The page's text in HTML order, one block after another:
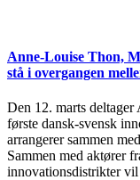
Anne-Louise Thon,
stå i overgangen
Den 12. marts
første dansk-svensk
arrangerer sammen
Sammen med aktører
innovationsdistrikter